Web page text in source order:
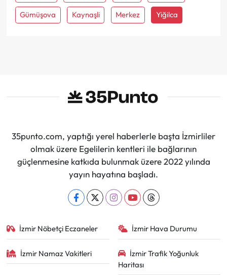
Gümüşova Kaynaşli Merkez Yiğilca
35punto.com, yaptığı yerel haberlerle başta İzmirliler
olmak üzere Egelilerin kentleri ile bağlarının
güçlenmesine katkıda bulunmak üzere 2022 yılında
yayın hayatına başladı.
İzmir Nöbetçi Eczaneler İzmir Hava Durumu
İzmir Namaz Vakitleri
İzmir Trafik Yoğunluk
Haritası